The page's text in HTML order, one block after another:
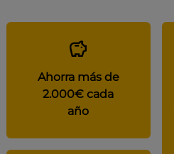
Ahorra más de
2.000€ cada
año